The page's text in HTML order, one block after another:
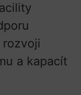
a kapacít